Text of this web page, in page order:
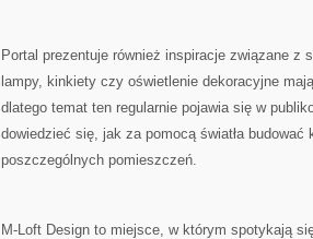
Portal prezentuje również inspiracje związane z
lampy, kinkiety czy oświetlenie dekoracyjne
dlatego temat ten regularnie pojawia się w
dowiedzieć się, jak za pomocą światła
poszczególnych pomieszczeń.
M-Loft Design to miejsce, w którym spotykają